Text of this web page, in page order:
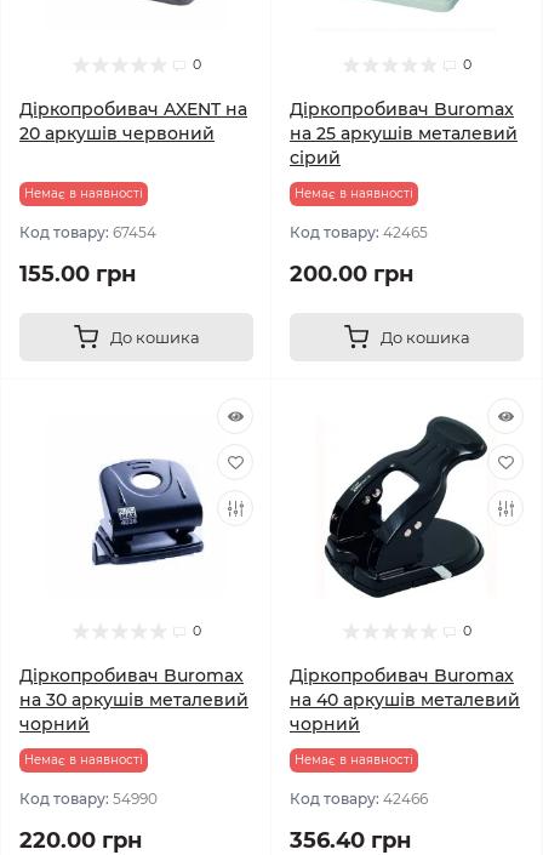
0
Дiркопробивач AXENT на
20 аркушів червоний
Немає в наявності
Код товару: 67454
155.00 грн
До кошика
0
Діркопробивач Buromax
на 25 аркушів металевий
сірий
Немає в наявності
Код товару: 42465
200.00 грн
До кошика
0
Діркопробивач Buromax
на 30 аркушів металевий
чорний
Немає в наявності
Код товару: 54990
220.00 грн
0
Діркопробивач Buromax
на 40 аркушів металевий
чорний
Немає в наявності
Код товару: 42466
356.40 грн